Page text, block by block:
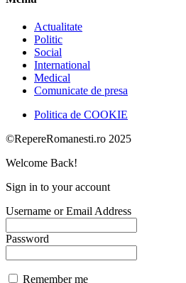
Actualitate
Politic
Social
International
Medical
Comunicate de presa
Politica de COOKIE
©RepereRomanesti.ro 2025
Welcome Back!
Sign in to your account
Username or Email Address
Password
Remember me